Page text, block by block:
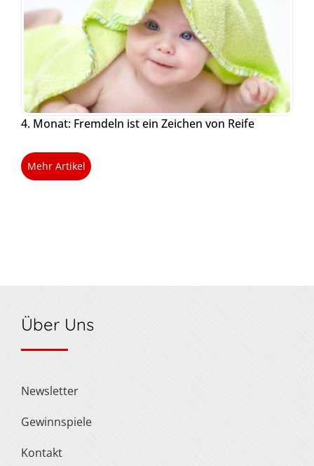
4. Monat: Fremdeln ist ein Zeichen von Reife
Mehr Artikel
Über Uns
Newsletter
Gewinnspiele
Kontakt